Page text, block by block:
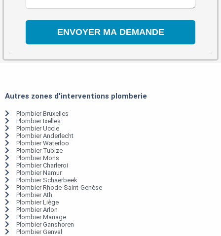
Autres zones d'interventions plomberie
Plombier Bruxelles
Plombier Ixelles
Plombier Uccle
Plombier Anderlecht
Plombier Waterloo
Plombier Tubize
Plombier Mons
Plombier Charleroi
Plombier Namur
Plombier Schaerbeek
Plombier Rhode-Saint-Genèse
Plombier Ath
Plombier Liège
Plombier Arlon
Plombier Manage
Plombier Ganshoren
Plombier Genval